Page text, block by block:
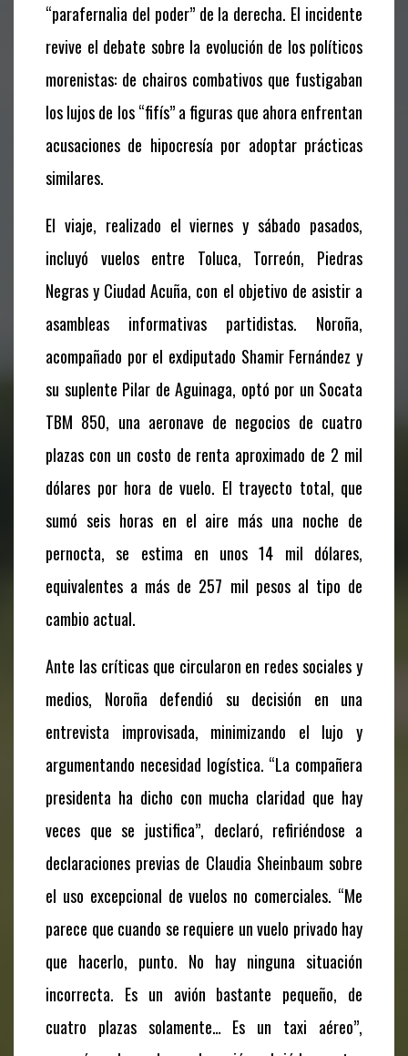
“parafernalia del poder” de la derecha. El incidente
revive el debate sobre la evolución de los políticos
morenistas: de chairos combativos que fustigaban
los lujos de los “fifís” a figuras que ahora enfrentan
acusaciones de hipocresía por adoptar prácticas
similares.
El viaje, realizado el viernes y sábado pasados,
incluyó vuelos entre Toluca, Torreón, Piedras
Negras y Ciudad Acuña, con el objetivo de asistir a
asambleas informativas partidistas. Noroña,
acompañado por el exdiputado Shamir Fernández y
su suplente Pilar de Aguinaga, optó por un Socata
TBM 850, una aeronave de negocios de cuatro
plazas con un costo de renta aproximado de 2 mil
dólares por hora de vuelo. El trayecto total, que
sumó seis horas en el aire más una noche de
pernocta, se estima en unos 14 mil dólares,
equivalentes a más de 257 mil pesos al tipo de
cambio actual.
Ante las críticas que circularon en redes sociales y
medios, Noroña defendió su decisión en una
entrevista improvisada, minimizando el lujo y
argumentando necesidad logística. “La compañera
presidenta ha dicho con mucha claridad que hay
veces que se justifica”, declaró, refiriéndose a
declaraciones previas de Claudia Sheinbaum sobre
el uso excepcional de vuelos no comerciales. “Me
parece que cuando se requiere un vuelo privado hay
que hacerlo, punto. No hay ninguna situación
incorrecta. Es un avión bastante pequeño, de
cuatro plazas solamente… Es un taxi aéreo”,